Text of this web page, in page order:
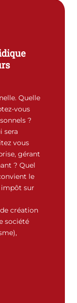
Quelle
vous
?
sera
vous
gérant
? Quel
le
impôt sur
création
société